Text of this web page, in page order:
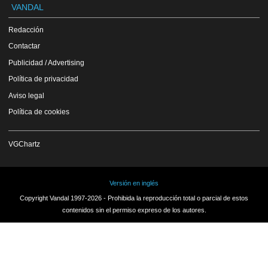
VANDAL
Redacción
Contactar
Publicidad / Advertising
Política de privacidad
Aviso legal
Política de cookies
VGChartz
Versión en inglés
Copyright Vandal 1997-2026 - Prohibida la reproducción total o parcial de estos
contenidos sin el permiso expreso de los autores.